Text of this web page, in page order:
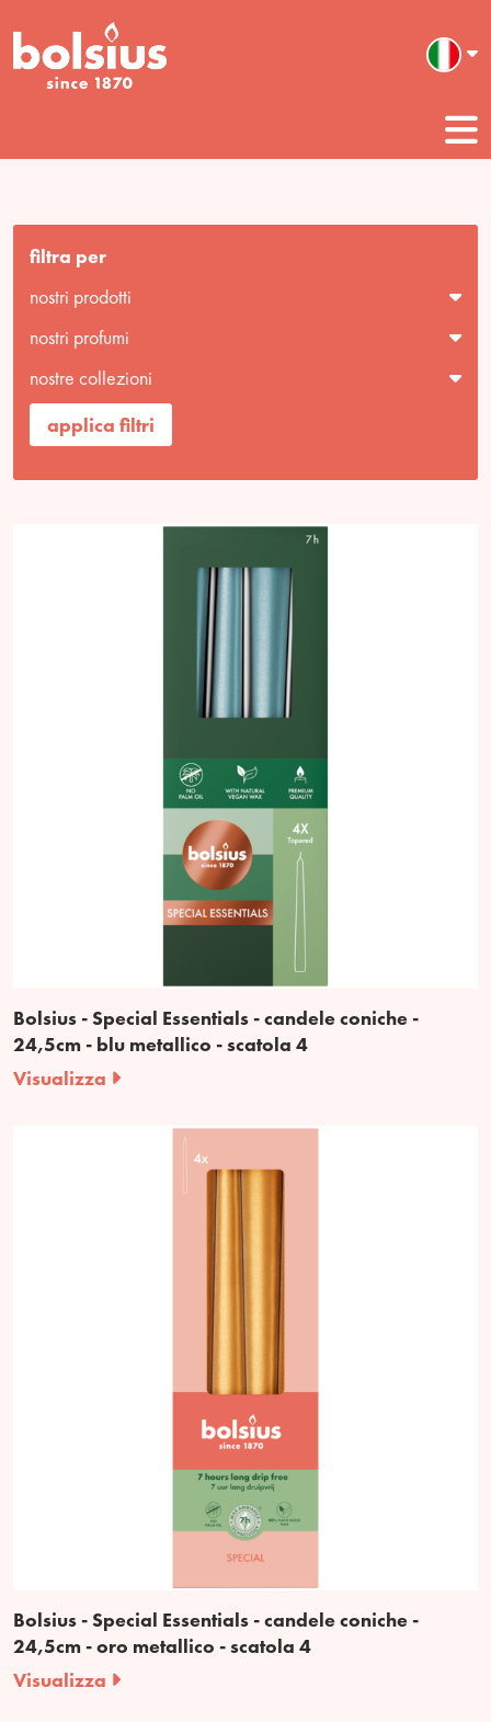
filtra per
nostri prodotti
nostri profumi
nostre collezioni
applica filtri
Bolsius - Special Essentials - candele coniche -
24,5cm - blu metallico - scatola 4
Visualizza
Bolsius - Special Essentials - candele coniche -
24,5cm - oro metallico - scatola 4
Visualizza